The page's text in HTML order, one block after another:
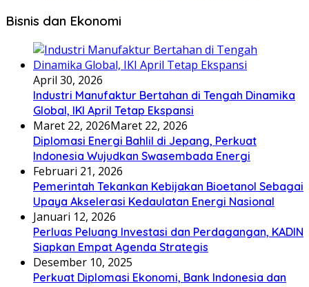
Bisnis dan Ekonomi
April 30, 2026
Industri Manufaktur Bertahan di Tengah Dinamika
Global, IKI April Tetap Ekspansi
Maret 22, 2026Maret 22, 2026
Diplomasi Energi Bahlil di Jepang, Perkuat
Indonesia Wujudkan Swasembada Energi
Februari 21, 2026
Pemerintah Tekankan Kebijakan Bioetanol Sebagai
Upaya Akselerasi Kedaulatan Energi Nasional
Januari 12, 2026
Perluas Peluang Investasi dan Perdagangan, KADIN
Siapkan Empat Agenda Strategis
Desember 10, 2025
Perkuat Diplomasi Ekonomi, Bank Indonesia dan